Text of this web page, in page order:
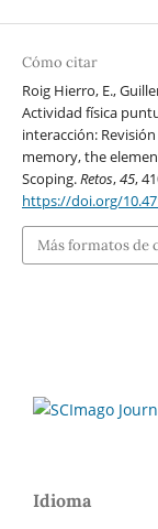
Cómo citar
Roig Hierro, E.,
Actividad física
interacción:
memory, the
Scoping.Retos,45,
https://doi.org/
Más formatos de
Idioma